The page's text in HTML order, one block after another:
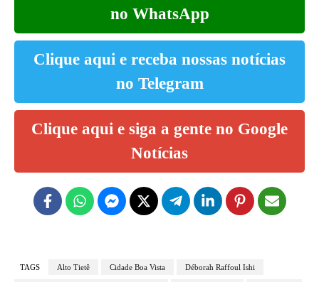
no WhatsApp
Clique aqui e receba nossas notícias
no Telegram
Clique aqui e siga a gente no Google
Notícias
TAGS Alto Tietê Cidade Boa Vista Déborah Raffoul Ishi